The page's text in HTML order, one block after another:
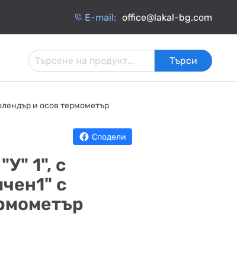
Е-mail: office@lakal-bg.com
ТОПЛОИЗОЛАЦИЯ
Търси
и осов термометър
Сподели
1", с
с